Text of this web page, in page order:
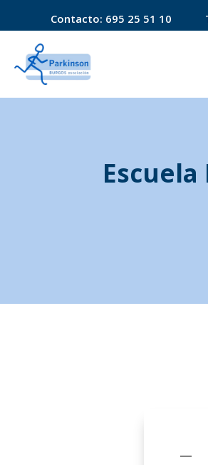
Contacto: 695 25 51 10
—